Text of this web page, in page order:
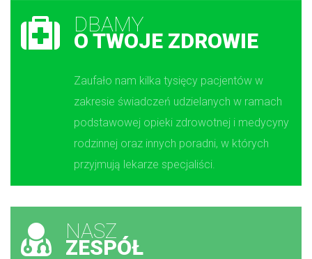
DBAMY
O TWOJE ZDROWIE
Zaufało nam kilka tysięcy pacjentów w
zakresie świadczeń udzielanych w ramach
podstawowej opieki zdrowotnej i medycyny
rodzinnej oraz innych poradni, w których
przyjmują lekarze specjaliści.
NASZ
ZESPÓŁ